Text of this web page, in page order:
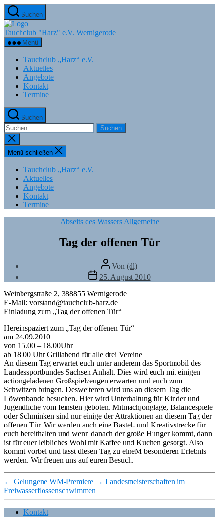
Zum
Inhalt
springen
Suchen
Tauchclub "Harz" e.V. Wernigerode
Menü
Tauchclub „Harz“ e.V.
Aktuelles
Angebote
Kontakt
Termine
Suchen
Suchen
nach:
Suche
schließen
Menü schließen
Tauchclub „Harz“ e.V.
Aktuelles
Angebote
Kontakt
Termine
Kategorien
Abseits des Wassers Allgemeine
Tag der offenen Tür
Beitragsautor
Von (dl)
Veröffentlichungsdatum
25. August 2010
Weinbergstraße 2, 388855 Wernigerode
E-Mail: vorstand@tauchclub-harz.de
Einladung zum „Tag der offenen Tür“
Hereinspaziert zum „Tag der offenen Tür“
am 24.09.2010
von 15.00 – 18.00Uhr
ab 18.00 Uhr Grillabend für alle drei Vereine
An diesem Tag erwartet euch unter anderem das Sportmobil des
Landessportbundes Sachsen Anhalt. Dies wird euch mit einigen
actiongeladenen Großspielzeugen erwarten und euch zum
Schwitzen bringen. Desweiteren wird uns an diesem Tag die
Löwenbande besuchen. Hier wird Unterhaltung für Kinder und
Jugendliche vom feinsten geboten. Mitmachjonglage, Balancespiele
oder Schminken sind nur einige der Attraktionen an diesem Tag der
offenen Tür. Wir werden auch eine Bastel- und Kreativstrecke für
euch bereithalten und wenn danach der große Hunger kommt, dann
ist für euer leibliches Wohl mit Kaffee und Kuchen gesorgt. Also
kommt vorbei und lasst diesen Tag zu eineM besonderen Erlebnis
werden. Wir freuen uns auf euren Besuch.
← Gelungene WM-Premiere → Landesmeisterschaften im
Freiwasserflossenschwimmen
Kontakt